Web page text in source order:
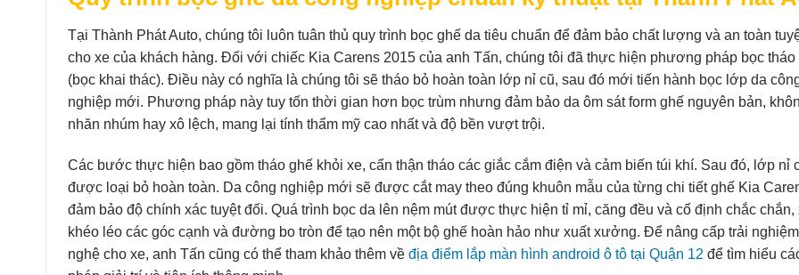
Tại Thành Phát Auto, chúng tôi luôn tuân thủ quy trình bọc ghế da tiêu chuẩn để đảm bảo chất lượng và an toàn
cho xe của khách hàng. Đối với chiếc Kia Carens 2015 của anh Tấn, chúng tôi đã thực hiện phương pháp bọc tháo
(bọc khai thác). Điều này có nghĩa là chúng tôi sẽ tháo bỏ hoàn toàn lớp nỉ cũ, sau đó mới tiến hành bọc lớp da
nghiệp mới. Phương pháp này tuy tốn thời gian hơn bọc trùm nhưng đảm bảo da ôm sát form ghế nguyên bản,
nhăn nhúm hay xô lệch, mang lại tính thẩm mỹ cao nhất và độ bền vượt trội.
Các bước thực hiện bao gồm tháo ghế khỏi xe, cẩn thận tháo các giắc cắm điện và cảm biến túi khí. Sau đó, lớp nỉ
được loại bỏ hoàn toàn. Da công nghiệp mới sẽ được cắt may theo đúng khuôn mẫu của từng chi tiết ghế Kia
đảm bảo độ chính xác tuyệt đối. Quá trình bọc da lên nệm mút được thực hiện tỉ mỉ, căng đều và cố định chắc
khéo léo các góc cạnh và đường bo tròn để tạo nên một bộ ghế hoàn hảo như xuất xưởng. Để nâng cấp trải
nghệ cho xe, anh Tấn cũng có thể tham khảo thêm về địa điểm lắp màn hình android ô tô tại Quận 12 để tìm hiểu